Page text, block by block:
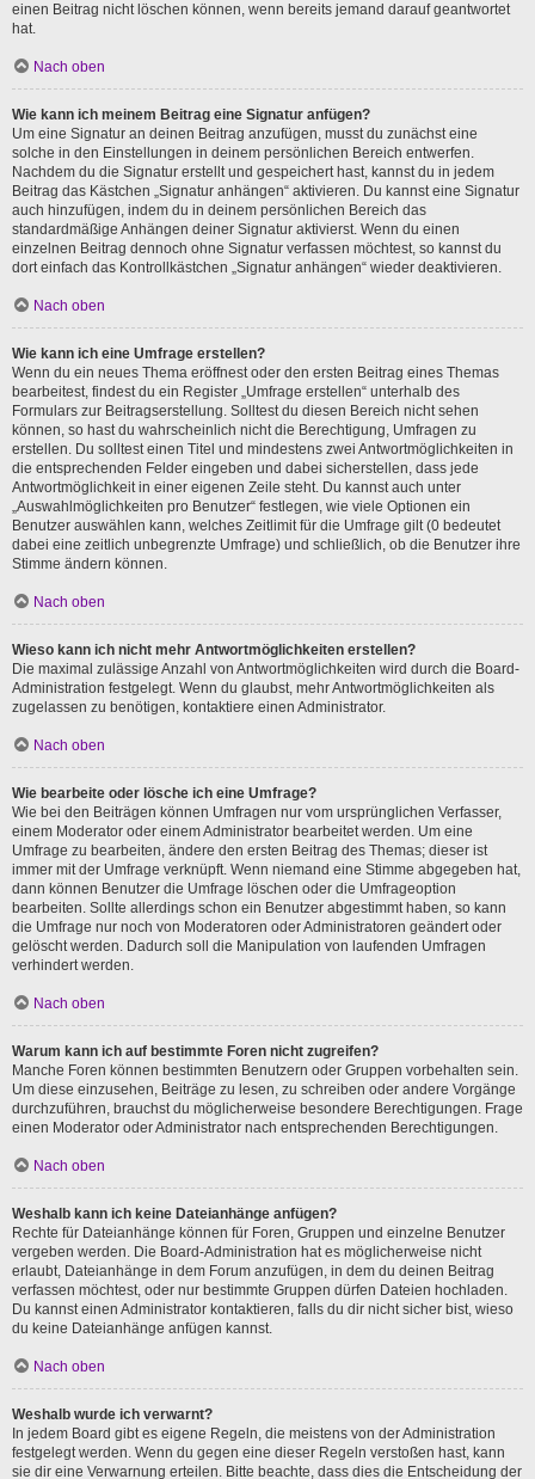
einen Beitrag nicht löschen können, wenn bereits jemand darauf geantwortet
hat.
Nach oben
Wie kann ich meinem Beitrag eine Signatur anfügen?
Um eine Signatur an deinen Beitrag anzufügen, musst du zunächst eine
solche in den Einstellungen in deinem persönlichen Bereich entwerfen.
Nachdem du die Signatur erstellt und gespeichert hast, kannst du in jedem
Beitrag das Kästchen „Signatur anhängen“ aktivieren. Du kannst eine Signatur
auch hinzufügen, indem du in deinem persönlichen Bereich das
standardmäßige Anhängen deiner Signatur aktivierst. Wenn du einen
einzelnen Beitrag dennoch ohne Signatur verfassen möchtest, so kannst du
dort einfach das Kontrollkästchen „Signatur anhängen“ wieder deaktivieren.
Nach oben
Wie kann ich eine Umfrage erstellen?
Wenn du ein neues Thema eröffnest oder den ersten Beitrag eines Themas
bearbeitest, findest du ein Register „Umfrage erstellen“ unterhalb des
Formulars zur Beitragserstellung. Solltest du diesen Bereich nicht sehen
können, so hast du wahrscheinlich nicht die Berechtigung, Umfragen zu
erstellen. Du solltest einen Titel und mindestens zwei Antwortmöglichkeiten in
die entsprechenden Felder eingeben und dabei sicherstellen, dass jede
Antwortmöglichkeit in einer eigenen Zeile steht. Du kannst auch unter
„Auswahlmöglichkeiten pro Benutzer“ festlegen, wie viele Optionen ein
Benutzer auswählen kann, welches Zeitlimit für die Umfrage gilt (0 bedeutet
dabei eine zeitlich unbegrenzte Umfrage) und schließlich, ob die Benutzer ihre
Stimme ändern können.
Nach oben
Wieso kann ich nicht mehr Antwortmöglichkeiten erstellen?
Die maximal zulässige Anzahl von Antwortmöglichkeiten wird durch die Board-
Administration festgelegt. Wenn du glaubst, mehr Antwortmöglichkeiten als
zugelassen zu benötigen, kontaktiere einen Administrator.
Nach oben
Wie bearbeite oder lösche ich eine Umfrage?
Wie bei den Beiträgen können Umfragen nur vom ursprünglichen Verfasser,
einem Moderator oder einem Administrator bearbeitet werden. Um eine
Umfrage zu bearbeiten, ändere den ersten Beitrag des Themas; dieser ist
immer mit der Umfrage verknüpft. Wenn niemand eine Stimme abgegeben hat,
dann können Benutzer die Umfrage löschen oder die Umfrageoption
bearbeiten. Sollte allerdings schon ein Benutzer abgestimmt haben, so kann
die Umfrage nur noch von Moderatoren oder Administratoren geändert oder
gelöscht werden. Dadurch soll die Manipulation von laufenden Umfragen
verhindert werden.
Nach oben
Warum kann ich auf bestimmte Foren nicht zugreifen?
Manche Foren können bestimmten Benutzern oder Gruppen vorbehalten sein.
Um diese einzusehen, Beiträge zu lesen, zu schreiben oder andere Vorgänge
durchzuführen, brauchst du möglicherweise besondere Berechtigungen. Frage
einen Moderator oder Administrator nach entsprechenden Berechtigungen.
Nach oben
Weshalb kann ich keine Dateianhänge anfügen?
Rechte für Dateianhänge können für Foren, Gruppen und einzelne Benutzer
vergeben werden. Die Board-Administration hat es möglicherweise nicht
erlaubt, Dateianhänge in dem Forum anzufügen, in dem du deinen Beitrag
verfassen möchtest, oder nur bestimmte Gruppen dürfen Dateien hochladen.
Du kannst einen Administrator kontaktieren, falls du dir nicht sicher bist, wieso
du keine Dateianhänge anfügen kannst.
Nach oben
Weshalb wurde ich verwarnt?
In jedem Board gibt es eigene Regeln, die meistens von der Administration
festgelegt werden. Wenn du gegen eine dieser Regeln verstoßen hast, kann
sie dir eine Verwarnung erteilen. Bitte beachte, dass dies die Entscheidung der